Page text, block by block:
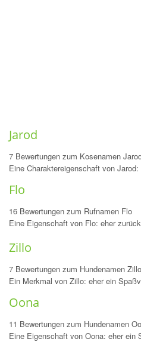
Jarod
7 Bewertungen zum Kosenamen
Eine Charaktereigenschaft von
Flo
16 Bewertungen zum Rufnamen Flo
Eine Eigenschaft von Flo: eher
Zillo
7 Bewertungen zum Hundenamen Zillo
Ein Merkmal von Zillo: eher ein
Oona
11 Bewertungen zum Hundenamen
Eine Eigenschaft von Oona: eher ein